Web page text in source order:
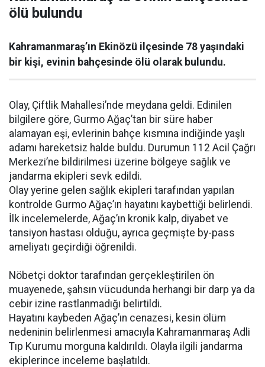
ölü bulundu
Kahramanmaraş’ın Ekinözü ilçesinde 78 yaşındaki
bir kişi, evinin bahçesinde ölü olarak bulundu.
Olay, Çiftlik Mahallesi’nde meydana geldi. Edinilen
bilgilere göre, Gurmo Ağaç’tan bir süre haber
alamayan eşi, evlerinin bahçe kısmına indiğinde yaşlı
adamı hareketsiz halde buldu. Durumun 112 Acil Çağrı
Merkezi’ne bildirilmesi üzerine bölgeye sağlık ve
jandarma ekipleri sevk edildi.
Olay yerine gelen sağlık ekipleri tarafından yapılan
kontrolde Gurmo Ağaç’ın hayatını kaybettiği belirlendi.
İlk incelemelerde, Ağaç’ın kronik kalp, diyabet ve
tansiyon hastası olduğu, ayrıca geçmişte by-pass
ameliyatı geçirdiği öğrenildi.
Nöbetçi doktor tarafından gerçekleştirilen ön
muayenede, şahsın vücudunda herhangi bir darp ya da
cebir izine rastlanmadığı belirtildi.
Hayatını kaybeden Ağaç’ın cenazesi, kesin ölüm
nedeninin belirlenmesi amacıyla Kahramanmaraş Adli
Tıp Kurumu morguna kaldırıldı. Olayla ilgili jandarma
ekiplerince inceleme başlatıldı.